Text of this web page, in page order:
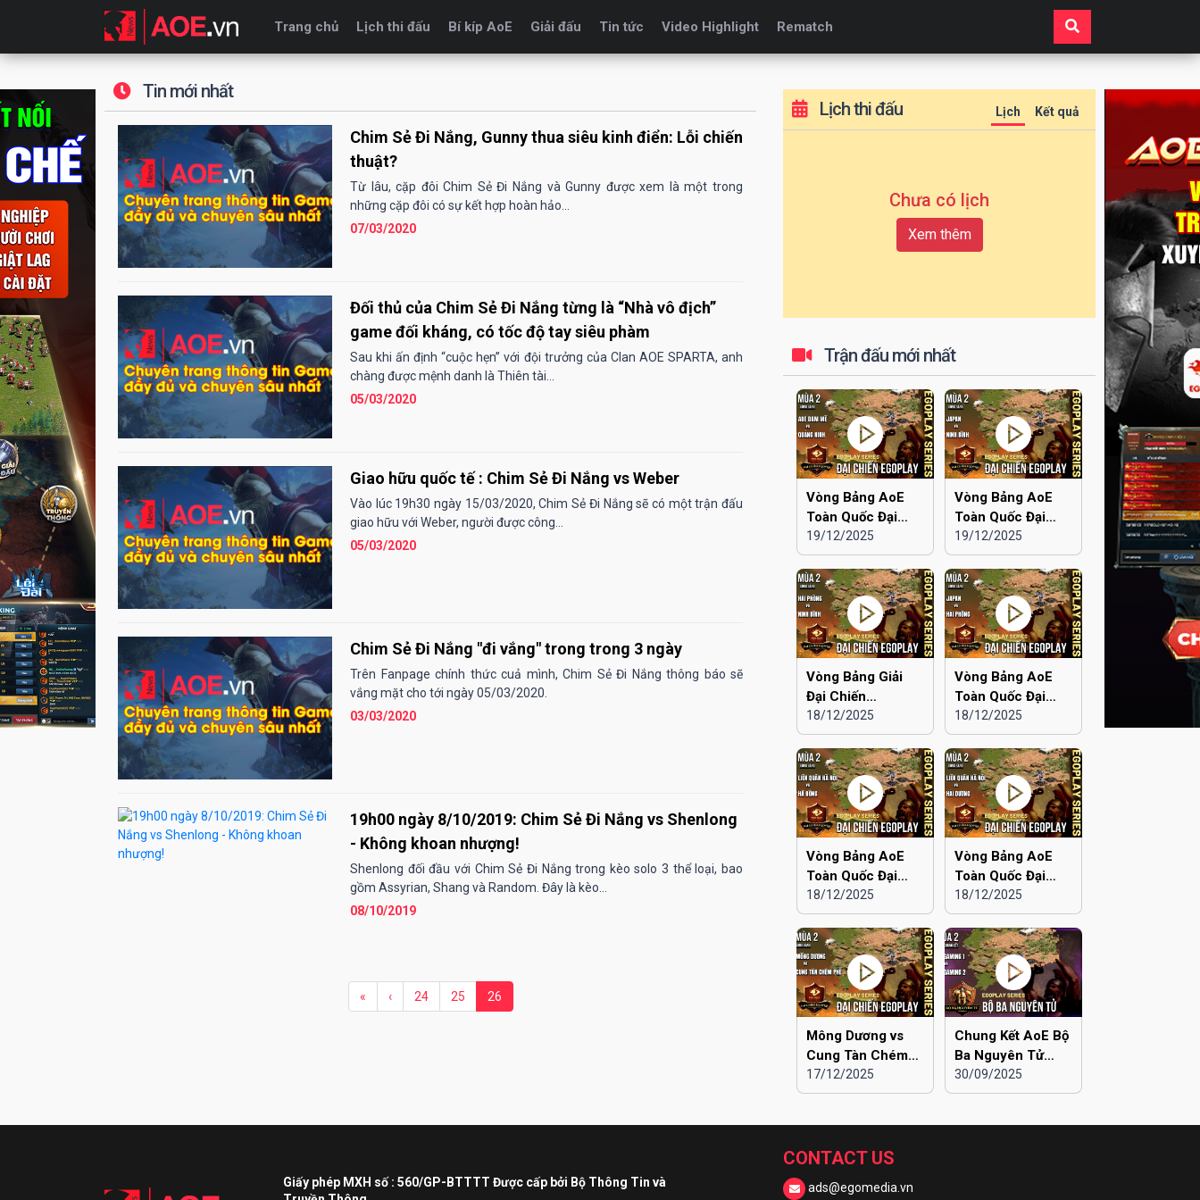
Trang chủ Lịch thi đấu Bí kíp AoE Giải đấu Tin tức Video Highlight Rematch
Tin mới nhất
Chim Sẻ Đi Nắng, Gunny thua siêu kinh điển: Lỗi chiến
thuật?
Từ lâu, cặp đôi Chim Sẻ Đi Nắng và Gunny được xem là một trong
những cặp đôi có sự kết hợp hoàn hảo...
07/03/2020
Đối thủ của Chim Sẻ Đi Nắng từng là “Nhà vô địch”
game đối kháng, có tốc độ tay siêu phàm
Sau khi ấn định “cuộc hẹn” với đội trưởng của Clan AOE SPARTA, anh
chàng được mệnh danh là Thiên tài...
05/03/2020
Giao hữu quốc tế : Chim Sẻ Đi Nắng vs Weber
Vào lúc 19h30 ngày 15/03/2020, Chim Sẻ Đi Nắng sẽ có một trận đấu
giao hữu với Weber, người được công...
05/03/2020
Chim Sẻ Đi Nắng "đi vắng" trong trong 3 ngày
Trên Fanpage chính thức cuả mình, Chim Sẻ Đi Nắng thông báo sẽ
vắng mặt cho tới ngày 05/03/2020.
03/03/2020
19h00 ngày 8/10/2019: Chim Sẻ Đi Nắng vs Shenlong
- Không khoan nhượng!
Shenlong đối đầu với Chim Sẻ Đi Nắng trong kèo solo 3 thể loại, bao
gồm Assyrian, Shang và Random. Đây là kèo...
08/10/2019
« ‹ 24 25 26
Lịch thi đấu Lịch Kết quả
Chưa có lịch
Xem thêm
Trận đấu mới nhất
Vòng Bảng AoE
Toàn Quốc Đại
Chiến EGOPLAY
mùa 2 | Aoe Đam
Mê vs Quảng Ninh
19/12/2025
Vòng Bảng AoE
Toàn Quốc Đại
Chiến EGOPLAY
mùa 2 | Japan vs
Ninh Bình
19/12/2025
Vòng Bảng Giải
Đại Chiến
EGOPLAY mùa 2 |
Hải Phòng vs Ninh
Bình
18/12/2025
Vòng Bảng AoE
Toàn Quốc Đại
Chiến EGOPLAY
mùa 2 | Japan vs
Hải Phòng
18/12/2025
Vòng Bảng AoE
Toàn Quốc Đại
Chiến EGOPLAY
mùa 2 | Liên Quân
Hà Nội vs Hà Đông
18/12/2025
Vòng Bảng AoE
Toàn Quốc Đại
Chiến EGOPLAY
mùa 2 | Liên Quân
Hà Nội vs Hải
Dương
18/12/2025
Mông Dương vs
Cung Tàn Chém
Phế | Vòng Bảng
AoE Toàn Quốc
17/12/2025
Chung Kết AoE Bộ
Ba Nguyên Tử
mùa 2 | Viu 2 vs
Viu 1
30/09/2025
Giấy phép MXH số : 560/GP-BTTTT Được cấp bởi Bộ Thông Tin và
CONTACT US
ads@egomedia.vn